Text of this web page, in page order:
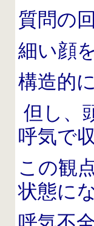
質問の
細い顔
構造的
但し、
呼気で
この観
状態に